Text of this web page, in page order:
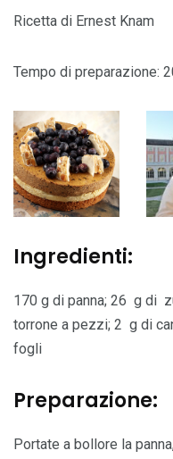
Ricetta di Ernest Knam
Tempo di preparazione:
Ingredienti:
170 g di panna; 26 g di
torrone a pezzi; 2 g di
fogli
Preparazione:
Portate a bollore la